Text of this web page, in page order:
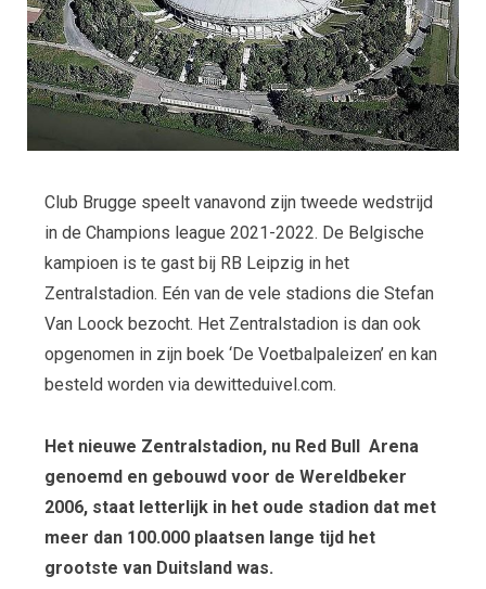
Club Brugge speelt vanavond zijn tweede wedstrijd
in de Champions league 2021-2022. De Belgische
kampioen is te gast bij RB Leipzig in het
Zentralstadion. Eén van de vele stadions die Stefan
Van Loock bezocht. Het Zentralstadion is dan ook
opgenomen in zijn boek ‘De Voetbalpaleizen’ en kan
besteld worden via dewitteduivel.com.
Het nieuwe Zentralstadion, nu Red Bull Arena
genoemd en gebouwd voor de Wereldbeker
2006, staat letterlijk in het oude stadion dat met
meer dan 100.000 plaatsen lange tijd het
grootste van Duitsland was.